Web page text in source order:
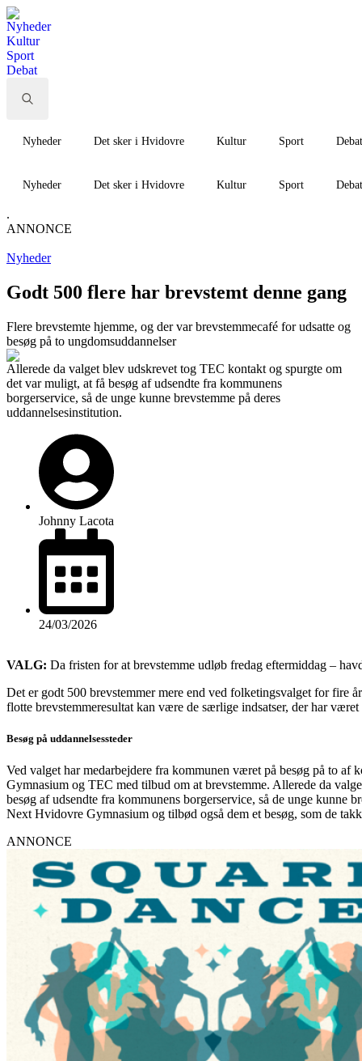
Nyheder
Kultur
Sport
Debat
for:Nyheder Det sker i Hvidovre Kultur Sport Debat
Nyheder Det sker i Hvidovre Kultur Sport Debat
.
ANNONCE
Nyheder
Godt 500 flere har brevstemt denne gang
Flere brevstemte hjemme, og der var brevstemmecafé for udsatte og
besøg på to ungdomsuddannelser
Allerede da valget blev udskrevet tog TEC kontakt og spurgte om
det var muligt, at få besøg af udsendte fra kommunens
borgerservice, så de unge kunne brevstemme på deres
uddannelsesinstitution.
Johnny Lacota
24/03/2026
VALG: Da fristen for at brevstemme udløb fredag eftermiddag –
Det er godt 500 brevstemmer mere end ved folketingsvalget for fire
flotte brevstemmeresultat kan være de særlige indsatser, der har
Besøg på uddannelsessteder
Ved valget har medarbejdere fra kommunen været på besøg på to
Gymnasium og TEC med tilbud om at brevstemme. Allerede da
besøg af udsendte fra kommunens borgerservice, så de unge kunne
Next Hvidovre Gymnasium og tilbød også dem et besøg, som de
ANNONCE